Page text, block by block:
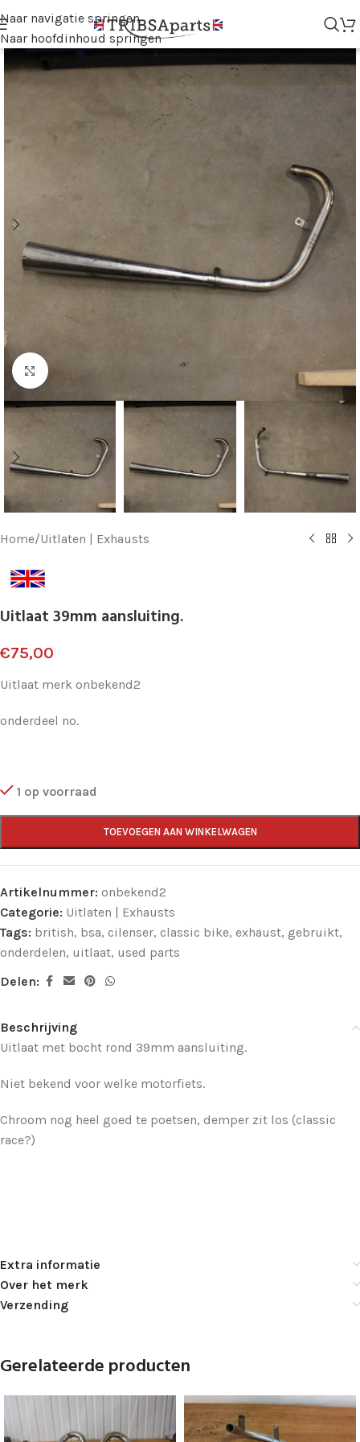
Naar navigatie springen
Naar hoofdinhoud springen
Klik voor vergroting
Home/Uitlaten | Exhausts
Uitlaat 39mm aansluiting.
€75,00
Uitlaat merk onbekend2
onderdeel no.
1 op voorraad
TOEVOEGEN AAN WINKELWAGEN
Artikelnummer: onbekend2
Categorie: Uitlaten | Exhausts
Tags: british, bsa, cilenser, classic bike, exhaust, gebruikt,
onderdelen, uitlaat, used parts
Delen:
Beschrijving
Uitlaat met bocht rond 39mm aansluiting.
Niet bekend voor welke motorfiets.
Chroom nog heel goed te poetsen, demper zit los (classic
race?)
Extra informatie
Over het merk
Verzending
Gerelateerde producten